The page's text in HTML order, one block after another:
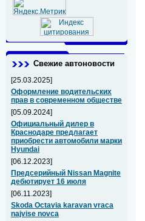
Свежие автоновости
[25.03.2025]
Оформление водительских
прав в современном обществе
[05.09.2024]
Официальный дилер в
Краснодаре предлагает
приобрести автомобили марки
Hyundai
[06.12.2023]
Предсерийный Nissan Magnite
дебютирует 16 июля
[06.11.2023]
Skoda Octavia karavan vraca
najvise novca